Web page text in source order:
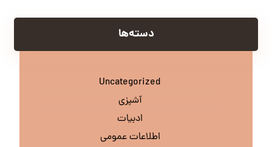
دسته‌ها
Uncategorized
آشپزی
ادبیات
اطلاعات عمومی